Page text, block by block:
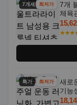
7개세트최저가
7개
체육
통기
특가 최저가
새로
기능
이트,